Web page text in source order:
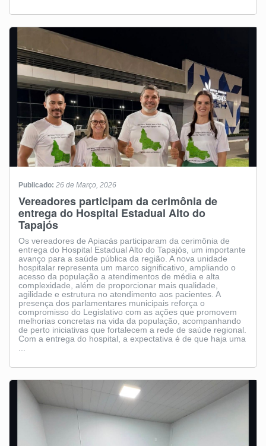
Publicado: 26 de Março, 2026
Vereadores participam da cerimônia de
entrega do Hospital Estadual Alto do
Tapajós
Os vereadores de Apiacás participaram da cerimônia de
entrega do Hospital Estadual Alto do Tapajós, um importante
avanço para a saúde pública da região. A nova unidade
hospitalar representa um marco significativo, ampliando o
acesso da população a atendimentos de média e alta
complexidade, além de proporcionar mais qualidade,
agilidade e estrutura no atendimento aos pacientes. A
presença dos parlamentares municipais reforça o
compromisso do Legislativo com as ações que promovem
melhorias concretas na vida da população, acompanhando
de perto iniciativas que fortalecem a rede de saúde regional.
Com a entrega do hospital, a expectativa é de que haja uma